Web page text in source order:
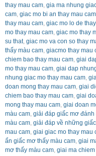
thay mau cam, gia ma nhung
cam, giac mo bi an thay mau cam
thay mau cam, giac mo lo de
mo thay mau cam, giac mo thay
su that, giac mo va con so thay
thấy màu cam, giacmo thay mau
chiem bao thay mau cam, giai
mo thay mau cam, giai dap
nhung giac mo thay mau cam,
doan mong thay mau cam, giai
chiem bao thay mau cam, giai
mong thay mau cam, giai doan
màu cam, giải đáp giấc mơ đánh
màu cam, giải đáp về những
mau cam, giai giac mo thay mau
ẩn giấc mơ thấy màu cam, giai
mơ thấy màu cam, giai ma